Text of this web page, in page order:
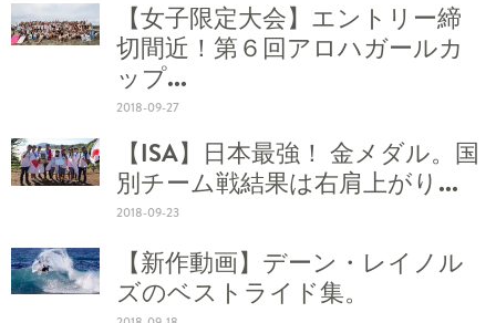
【女子限定大会】エントリー締
切間近！第６回アロハガールカ
ップ...
2018-09-27
【ISA】日本最強！ 金メダル。国
別チーム戦結果は右肩上がり...
2018-09-23
【新作動画】デーン・レイノル
ズのベストライド集。